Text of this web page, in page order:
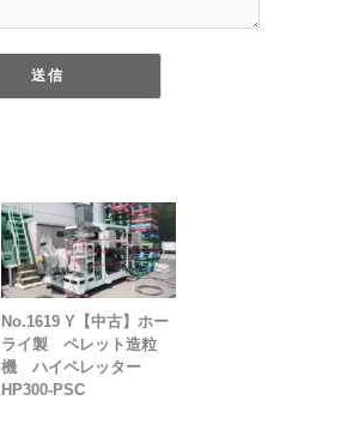
No.1619 Y【中古】ホー
ライ製 ペレット造粒
機 ハイペレッター
HP300-PSC